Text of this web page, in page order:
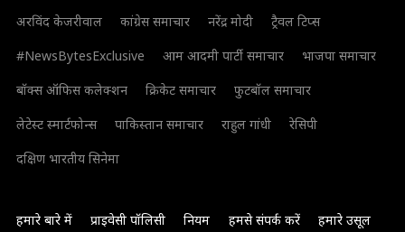
अरविंद केजरीवाल कांग्रेस समाचार नरेंद्र मोदी
ट्रैवल टिप्स
#NewsBytesExclusive
आम आदमी पार्टी समाचार
भाजपा समाचार
बॉक्स ऑफिस कलेक्शन
क्रिकेट समाचार
फुटबॉल समाचार
लेटेस्ट स्मार्टफोन्स
पाकिस्तान समाचार राहुल गांधी
रेसिपी
दक्षिण भारतीय सिनेमा
हमारे बारे में प्राइवेसी पॉलिसी नियम हमसे संपर्क करें हमारे उसूल